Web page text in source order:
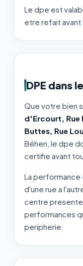
Le dpe est
etre refait avant
DPE dans
Que votre bien
d'Ercourt, Rue
Buttes, Rue
Béhen, le dpe
certifie avant
La
d'une rue a
centre
performances
peripherie.